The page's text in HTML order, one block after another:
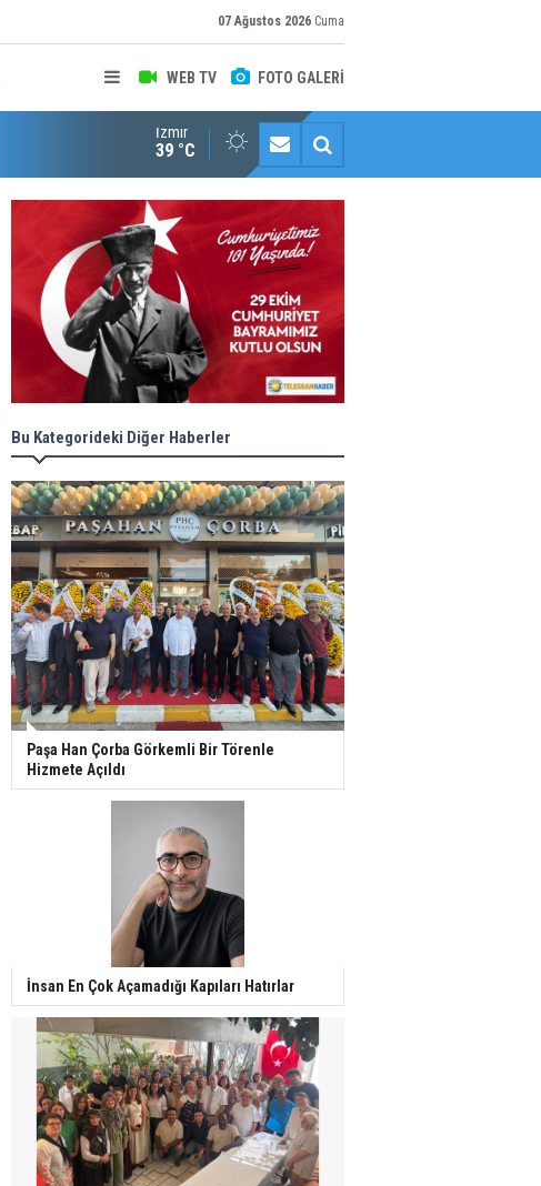
07 Ağustos 2026 Cuma
WEB TV FOTO GALERİ
Konaklı kadınların okuma azmi örnek oldu
İzmir
39 °C
Bu Kategorideki Diğer Haberler
Paşa Han Çorba Görkemli Bir Törenle
Hizmete Açıldı
İnsan En Çok Açamadığı Kapıları Hatırlar